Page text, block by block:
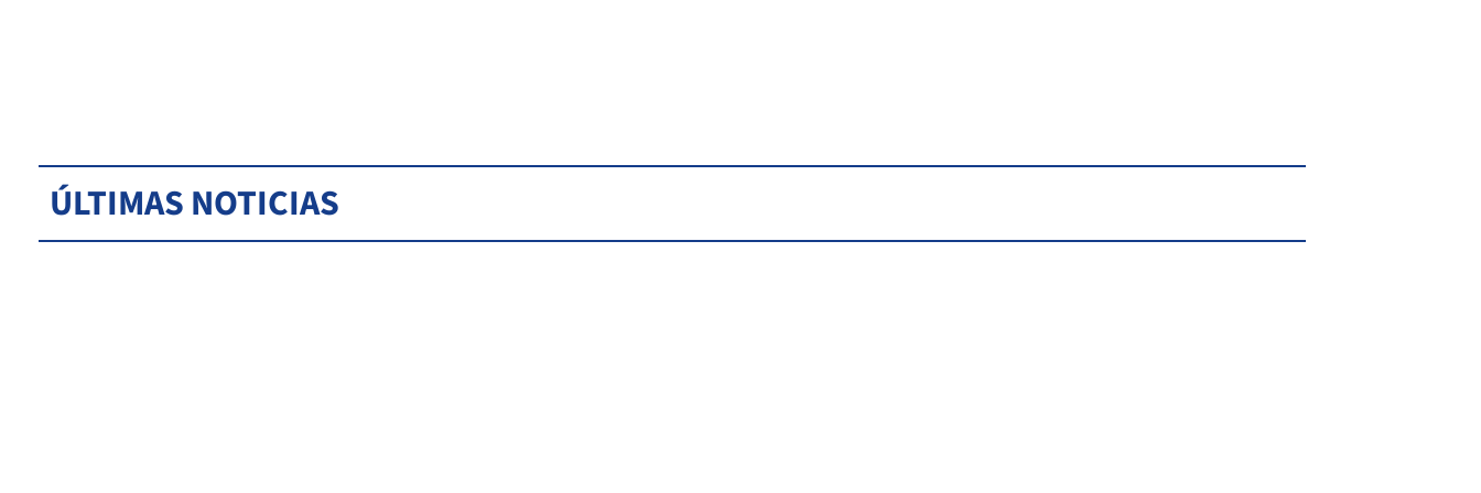
ÚLTIMAS NOTICIAS